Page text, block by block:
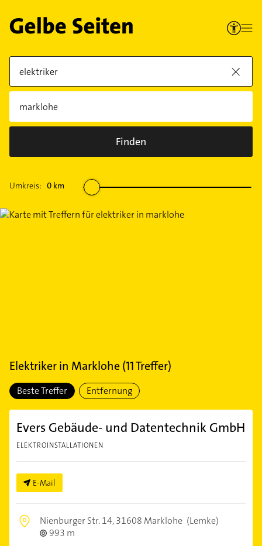
Finden
Umkreis: 0 km
Elektrikerin Marklohe(11Treffer)
Beste Treffer Entfernung
Evers Gebäude- und Datentechnik GmbH
ELEKTROINSTALLATIONEN
E-Mail
Nienburger Str. 14,31608 Marklohe (Lemke)
993 m